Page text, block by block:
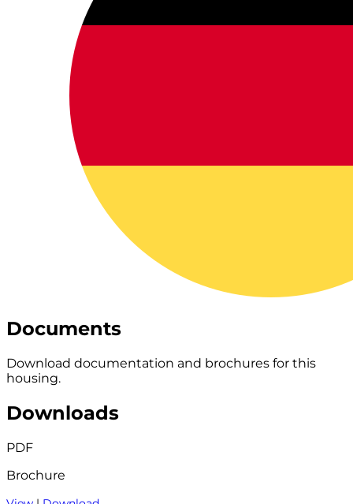
Documents
Download documentation and brochures for this
housing.
Downloads
PDF
Brochure